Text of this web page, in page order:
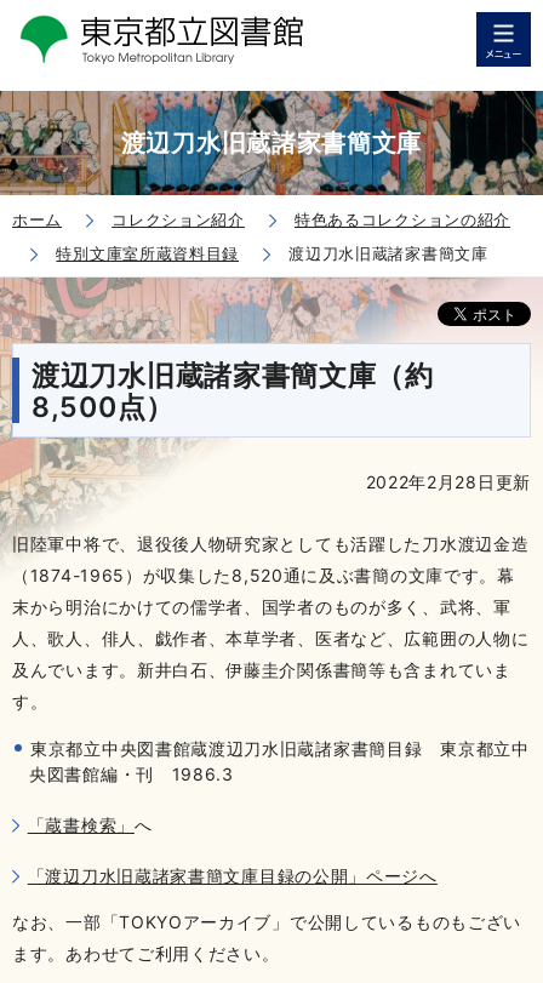
渡辺刀水旧蔵諸家書簡文庫
ホーム コレクション紹介
特色あるコレクションの紹介
特別文庫室所蔵資料目録
渡辺刀水旧蔵諸家書簡文庫
渡辺刀水旧蔵諸家書簡文庫（約
8,500点）
2022年2月28日更新
旧陸軍中将で、退役後人物研究家としても活躍した刀水渡辺金造
（1874-1965）が収集した8,520通に及ぶ書簡の文庫です。幕
末から明治にかけての儒学者、国学者のものが多く、武将、軍
人、歌人、俳人、戯作者、本草学者、医者など、広範囲の人物に
及んでいます。新井白石、伊藤圭介関係書簡等も含まれていま
す。
東京都立中央図書館蔵渡辺刀水旧蔵諸家書簡目録 東京都立中
央図書館編・刊 1986.3
「蔵書検索」 へ
「渡辺刀水旧蔵諸家書簡文庫目録の公開」ページへ
なお、一部「TOKYOアーカイブ」で公開しているものもござい
ます。あわせてご利用ください。